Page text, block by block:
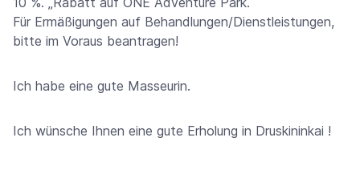
Für Ermäßigungen auf Behandlungen/Dienstleistungen,
bitte im Voraus beantragen!
Ich habe eine gute Masseurin.
Ich wünsche Ihnen eine gute Erholung in Druskininkai !